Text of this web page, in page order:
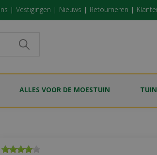
Vestigingen Nieuws Retourneren
ALLES VOOR DE MOESTUIN